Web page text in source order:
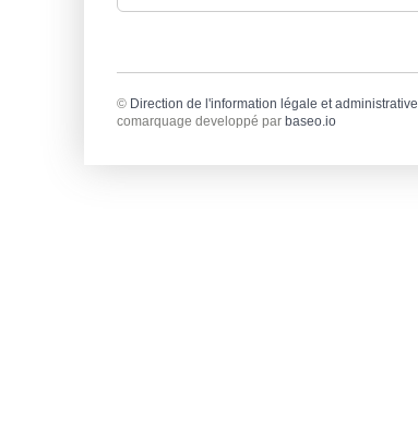
© Direction de l'information légale et administrative
comarquage developpé par baseo.io